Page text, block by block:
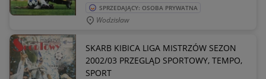
SPRZEDAJĄCY: OSOBA PRYWATNA
Wodzisław
SKARB KIBICA LIGA MISTRZÓW SEZON
2002/03 PRZEGLĄD SPORTOWY, TEMPO,
SPORT